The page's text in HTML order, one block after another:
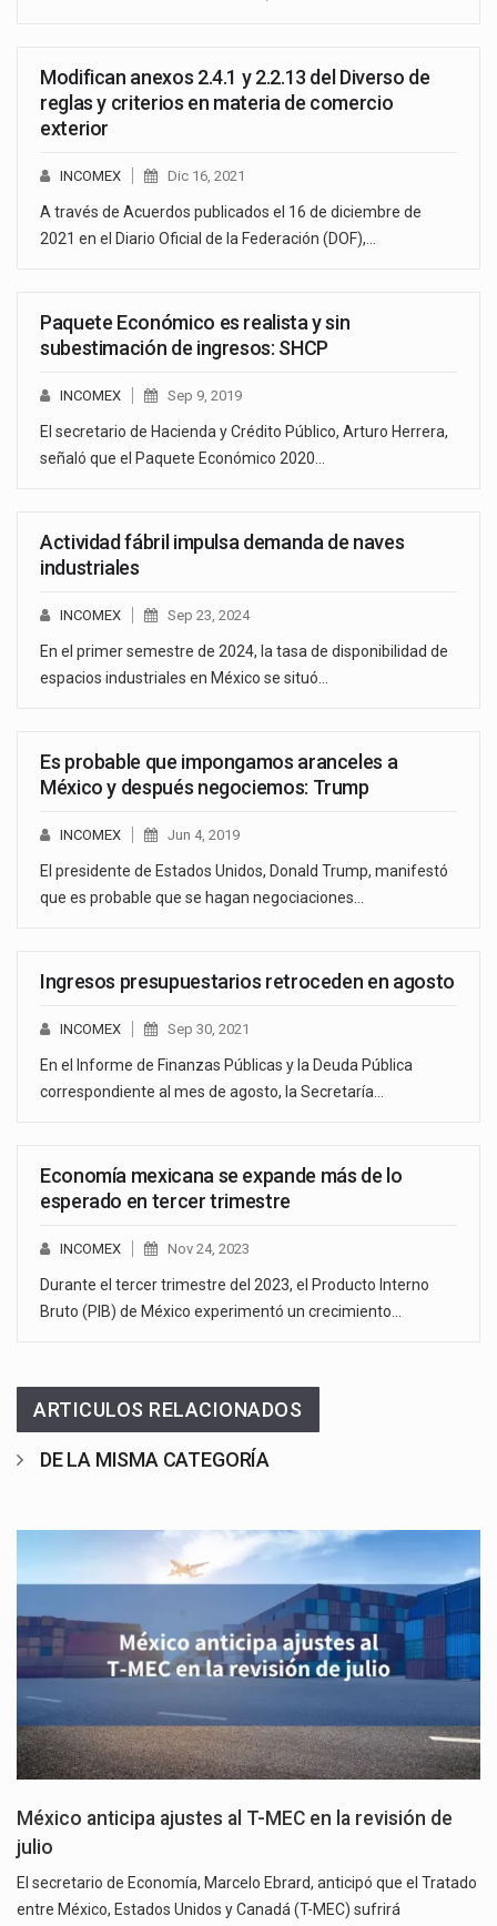
Modifican anexos 2.4.1 y 2.2.13 del Diverso de
reglas y criterios en materia de comercio
exterior
INCOMEX Dic 16, 2021
A través de Acuerdos publicados el 16 de diciembre de
2021 en el Diario Oficial de la Federación (DOF),…
Paquete Económico es realista y sin
subestimación de ingresos: SHCP
INCOMEX Sep 9, 2019
El secretario de Hacienda y Crédito Público, Arturo Herrera,
señaló que el Paquete Económico 2020…
Actividad fábril impulsa demanda de naves
industriales
INCOMEX Sep 23, 2024
En el primer semestre de 2024, la tasa de disponibilidad de
espacios industriales en México se situó…
Es probable que impongamos aranceles a
México y después negociemos: Trump
INCOMEX Jun 4, 2019
El presidente de Estados Unidos, Donald Trump, manifestó
que es probable que se hagan negociaciones…
Ingresos presupuestarios retroceden en agosto
INCOMEX Sep 30, 2021
En el Informe de Finanzas Públicas y la Deuda Pública
correspondiente al mes de agosto, la Secretaría…
Economía mexicana se expande más de lo
esperado en tercer trimestre
INCOMEX Nov 24, 2023
Durante el tercer trimestre del 2023, el Producto Interno
Bruto (PIB) de México experimentó un crecimiento…
ARTICULOS RELACIONADOS
DE LA MISMA CATEGORÍA
México anticipa ajustes al T-MEC en la revisión de
julio
El secretario de Economía, Marcelo Ebrard, anticipó que el Tratado
entre México, Estados Unidos y Canadá (T-MEC) sufrirá